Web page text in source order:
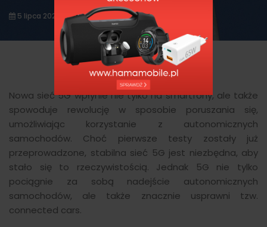
5 lipca 2021
Nowa sieć 5G wpłynie nie tylko na smartfony, ale także
spowoduje rewolucję w sposobie poruszania się,
umożliwiając korzystanie z autonomicznych
samochodów. Choć pierwsze testy zostały już
przeprowadzone, stabilna sieć 5G jest niezbędna, aby
stało się to rzeczywistością. Jednak 5G nie tylko
pociągnie za sobą nadejście autonomicznych
samochodów, ale także znacznie usprawni tzw.
connected cars.